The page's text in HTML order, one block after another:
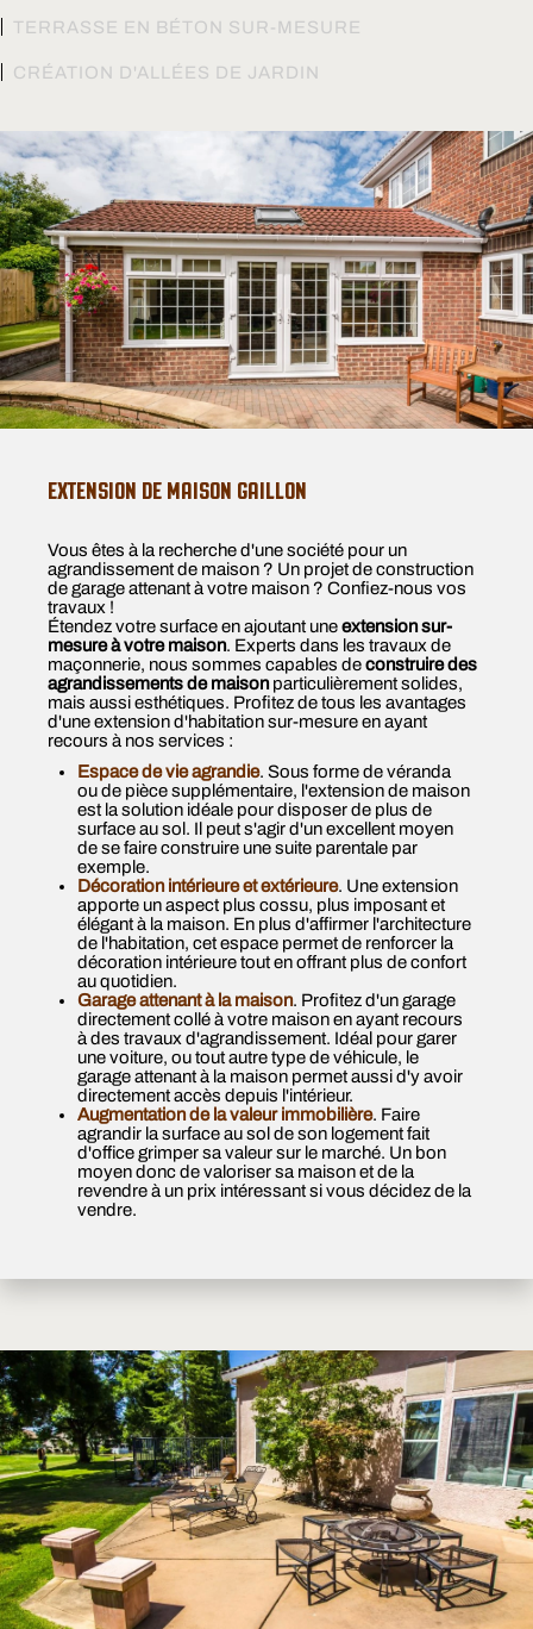
TERRASSE EN BÉTON SUR-MESURE
CRÉATION D'ALLÉES DE JARDIN
EXTENSION DE MAISON GAILLON
Vous êtes à la recherche d'une société pour un
agrandissement de maison ? Un projet de construction
de garage attenant à votre maison ? Confiez-nous vos
travaux !
Étendez votre surface en ajoutant uneextension sur-
mesure à votre maison. Experts dans les travaux de
maçonnerie, nous sommes capables deconstruire des
agrandissements de maisonparticulièrement solides,
mais aussi esthétiques. Profitez de tous les avantages
d'une extension d'habitation sur-mesure en ayant
recours à nos services :
Espace de vie agrandie. Sous forme de véranda
ou de pièce supplémentaire, l'extension de maison
est la solution idéale pour disposer de plus de
surface au sol. Il peut s'agir d'un excellent moyen
de se faire construire une suite parentale par
exemple.
Décoration intérieure et extérieure. Une extension
apporte un aspect plus cossu, plus imposant et
élégant à la maison. En plus d'affirmer l'architecture
de l'habitation, cet espace permet de renforcer la
décoration intérieure tout en offrant plus de confort
au quotidien.
Garage attenant à la maison. Profitez d'un garage
directement collé à votre maison en ayant recours
à des travaux d'agrandissement. Idéal pour garer
une voiture, ou tout autre type de véhicule, le
garage attenant à la maison permet aussi d'y avoir
directement accès depuis l'intérieur.
Augmentation de la valeur immobilière. Faire
agrandir la surface au sol de son logement fait
d'office grimper sa valeur sur le marché. Un bon
moyen donc de valoriser sa maison et de la
revendre à un prix intéressant si vous décidez de la
vendre.